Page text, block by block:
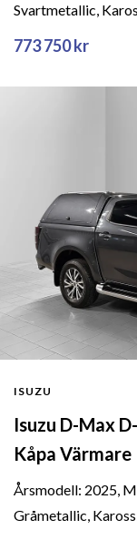
Svartmetallic,
773 750 kr
ISUZU
Isuzu D-Max
Kåpa Värmare
Årsmodell: 2025,
Gråmetallic,